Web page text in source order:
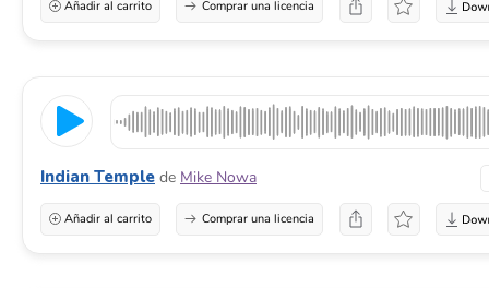
Añadir al carrito Comprar una licencia
Indian Temple de Mike Nowa
Añadir al carrito Comprar una licencia